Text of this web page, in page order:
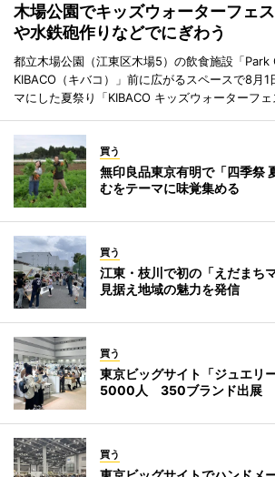
木場公園でキッズウォーターフェ
や水鉄砲作りなどでにぎわう
都立木場公園（江東区木場5）の飲食施設「
KIBACO（キバコ）」前に広がるスペースで8月1
マにした夏祭り「KIBACO キッズウォーターフェ
買う
無印良品東京有明で「四季祭
むをテーマに味覚集める
買う
江東・枝川で初の「えだま
見据え地域の魅力を発信
買う
東京ビッグサイト「ジュエリ
5000人 350ブランド出展
買う